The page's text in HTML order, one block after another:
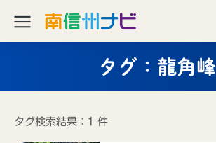
タグ：龍角峰
タグ検索結果：1 件